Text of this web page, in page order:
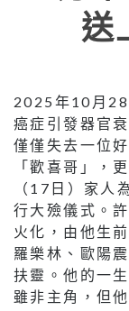
送
2025年10月
癌症引發器官
僅僅失去一位
「歡喜哥」，
（17日）家人
行大殮儀式。
火化，由他生
羅樂林、歐陽
扶靈。他的一
雖非主角，但